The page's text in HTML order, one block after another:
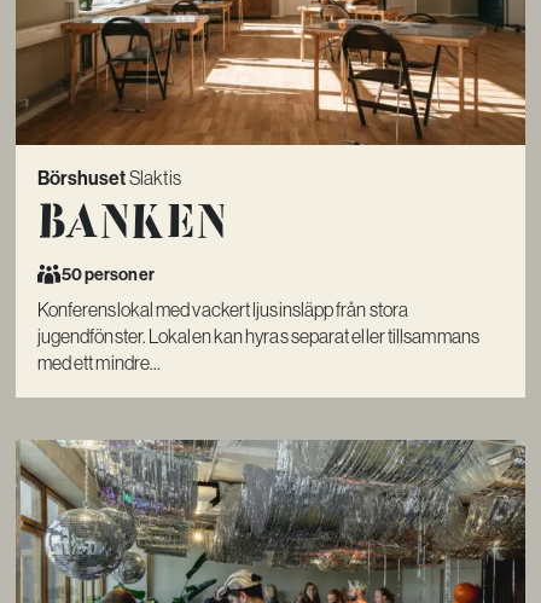
BörshusetSlaktis
Banken
50 personer
Konferenslokal med vackert ljusinsläpp från stora
jugendfönster. Lokalen kan hyras separat eller tillsammans
med ett mindre...